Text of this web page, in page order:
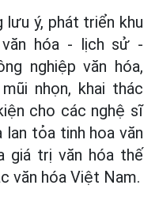
lưu ý, phát triển khu
hóa - lịch sử -
nghiệp văn hóa,
nhọn, khai thác
cho các nghệ sĩ
lan tỏa tinh hoa văn
giá trị văn hóa thế
văn hóa Việt Nam.